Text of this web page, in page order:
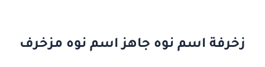
زخرفة اسم نوه جاهز اسم نوه مزخرف